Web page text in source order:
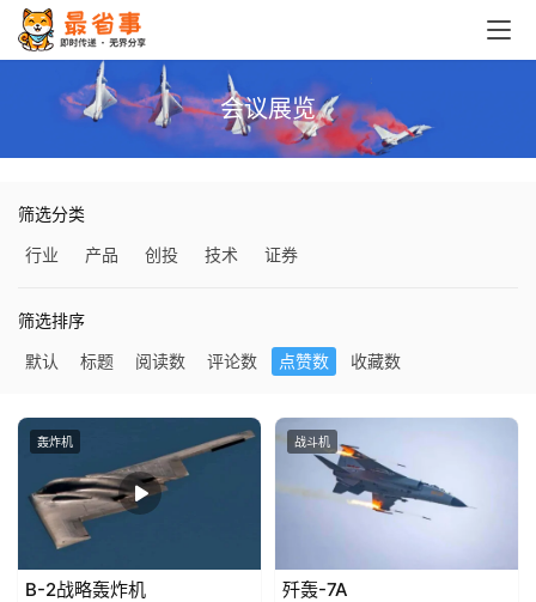
会议展览
筛选分类
行业
产品 创投 技术 证券
筛选排序
默认
标题 阅读数 评论数 点赞数 收藏数
轰炸机
B-2战略轰炸机
战斗机
歼轰-7A